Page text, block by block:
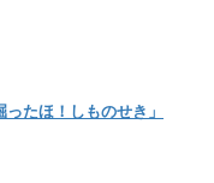
たほ！しものせき」